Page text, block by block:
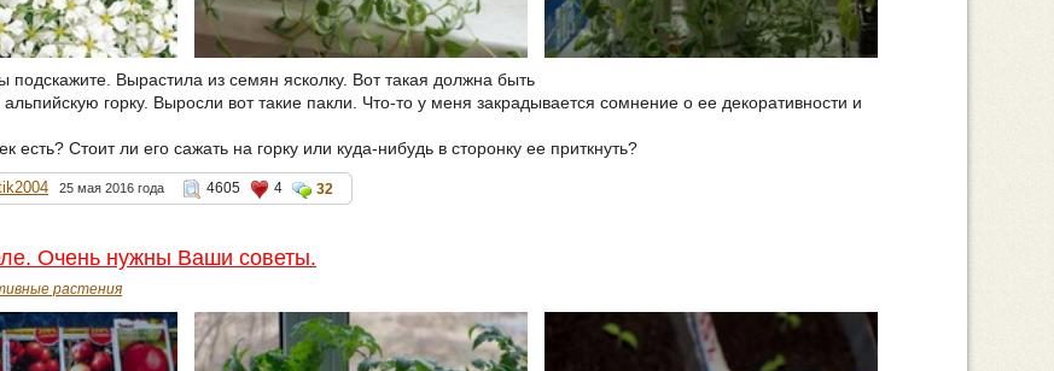
Вырастила из семян ясколку. Вот такая должна быть
горку. Выросли вот такие пакли. Что-то у меня закрадывается сомнение о ее декоративности и
есть? Стоит ли его сажать на горку или куда-нибудь в сторонку ее приткнуть?
25 мая 2016 года 4605 4 32
Очень нужны Ваши советы.
растения